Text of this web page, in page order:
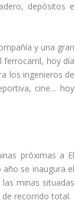
depósitos e
y una gran
ferrocarril, hoy dí­a
los ingenieros de
cine… hoy
próximas a El
se inaugura el
minas situadas
recorrido total.